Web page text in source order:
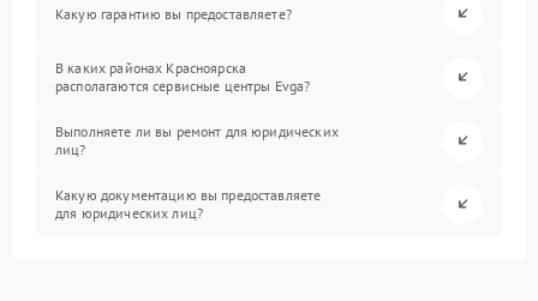
Какую гарантию вы предоставляете?
В каких районах Красноярска
располагаются сервисные центры Evga?
Выполняете ли вы ремонт для юридических
лиц?
Какую документацию вы предоставляете
для юридических лиц?